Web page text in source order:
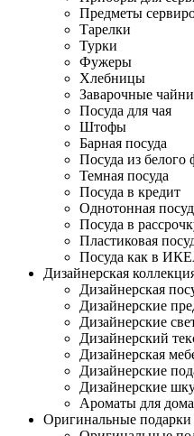
Предметы
Тарелки
Турки
Фужеры
Хлебницы
Заварочные
Посуда для чая
Штофы
Барная посуда
Посуда из белого
Темная посуда
Посуда в кредит
Однотонная
Посуда в
Пластиковая
Посуда как в
Дизайнерская
Дизайнерская
Дизайнерские
Дизайнерские
Дизайнерский
Дизайнерская
Дизайнерские
Дизайнерские
Ароматы для дома
Оригинальные подарки